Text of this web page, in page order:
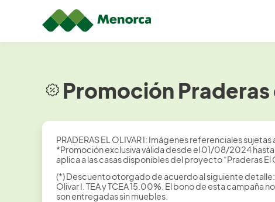
Promoción
PRADERAS EL OLIVAR I: Imágenes referenciales sujetas
*Promoción exclusiva válida desde el 01/08/2024
aplica a las casas disponibles del proyecto “Praderas
(*) Descuento otorgado de acuerdo al siguiente
Olivar I. TEA y TCEA 15.00%. El bono de esta
son entregadas sin muebles.